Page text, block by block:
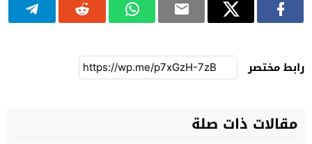
رابط مختصر
مقالات ذات صلة